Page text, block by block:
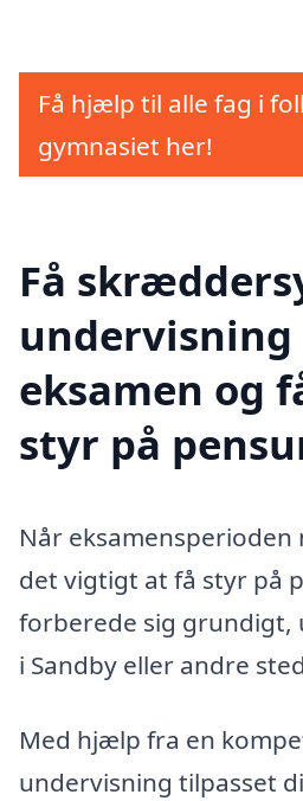
Få hjælp til alle fag i
gymnasiet her!
Få
eksamen og
styr på
Når
det vigtigt at få styr på
forberede sig grundigt,
i Sandby eller andre
Med hjælp fra en
undervisning tilpasset